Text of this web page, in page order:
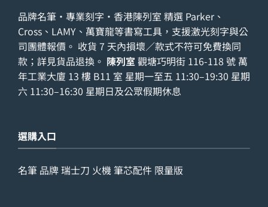
品牌名筆・專業刻字・香港陳列室 精選 Parker、
Cross、LAMY、萬寶龍等書寫工具，支援激光刻字與公
司團體報價。 收貨 7 天內損壞／款式不符可免費換同
款；詳見貨品退換 。 陳列室 觀塘巧明街 116-118 號 萬
年工業大廈 13 樓 B11 室 星期一至五 11:30–19:30 星期
六 11:30–16:30 星期日及公眾假期休息
選購入口
名筆 品牌瑞士刀 火機筆芯配件 限量版